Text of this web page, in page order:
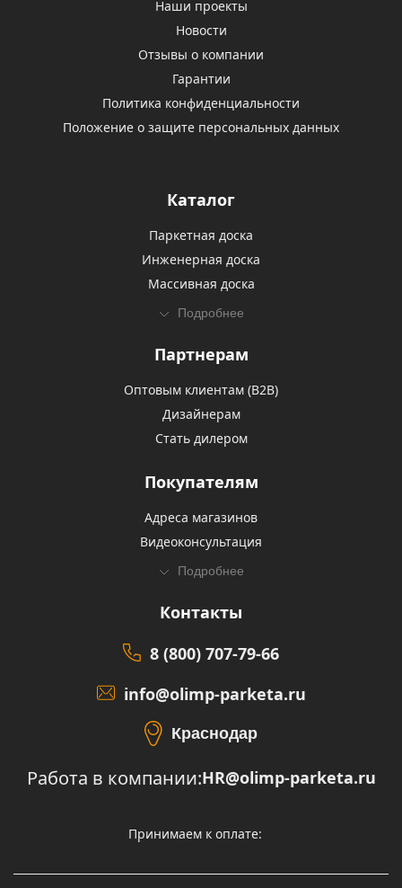
Наши проекты
Новости
Отзывы о компании
Гарантии
Политика конфиденциальности
Положение о защите персональных данных
Каталог
Паркетная доска
Инженерная доска
Массивная доска
Подробнее
Партнерам
Оптовым клиентам (В2В)
Дизайнерам
Стать дилером
Покупателям
Адреса магазинов
Видеоконсультация
Подробнее
Контакты
8 (800) 707-79-66
info@olimp-parketa.ru
Краснодар
Работа в компании:HR@olimp-parketa.ru
Принимаем к оплате: